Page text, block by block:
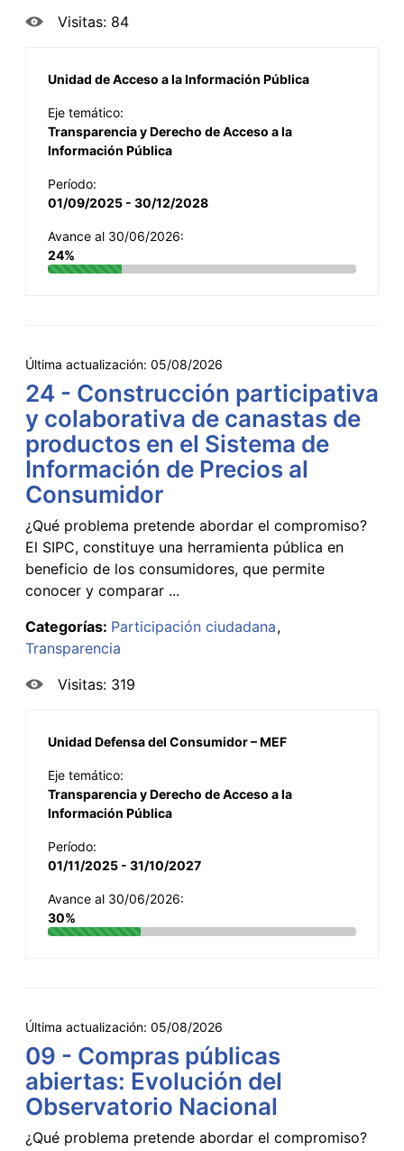
Visitas: 84
Unidad de Acceso a la Información Pública
Eje temático:
Transparencia y Derecho de Acceso a la
Información Pública
Período:
01/09/2025 - 30/12/2028
Avance al 30/06/2026:
24%
Última actualización: 05/08/2026
24 - Construcción participativa
y colaborativa de canastas de
productos en el Sistema de
Información de Precios al
Consumidor
¿Qué problema pretende abordar el compromiso?
El SIPC, constituye una herramienta pública en
beneficio de los consumidores, que permite
conocer y comparar ...
Categorías: Participación ciudadana
Transparencia
Visitas: 319
Unidad Defensa del Consumidor – MEF
Eje temático:
Transparencia y Derecho de Acceso a la
Información Pública
Período:
01/11/2025 - 31/10/2027
Avance al 30/06/2026:
30%
Última actualización: 05/08/2026
09 - Compras públicas
abiertas: Evolución del
Observatorio Nacional
¿Qué problema pretende abordar el compromiso?